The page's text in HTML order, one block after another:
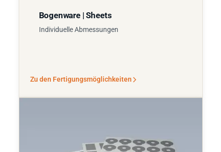
Bogenware | Sheets
Individuelle Abmessungen
Zu den Fertigungsmöglichkeiten